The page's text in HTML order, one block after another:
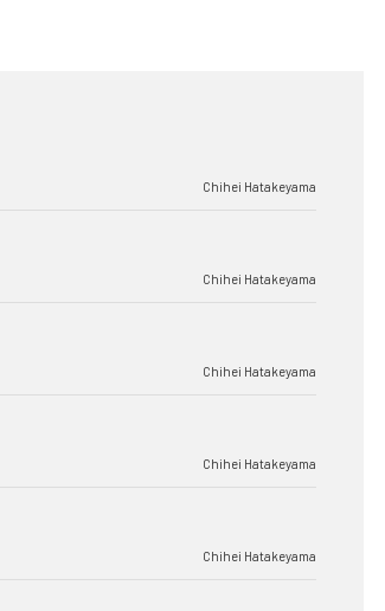
Chihei Hatakeyama
Chihei Hatakeyama
Chihei Hatakeyama
Chihei Hatakeyama
Chihei Hatakeyama